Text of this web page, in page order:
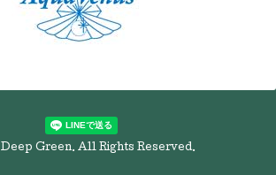
Deep Green. All Rights Reserved.